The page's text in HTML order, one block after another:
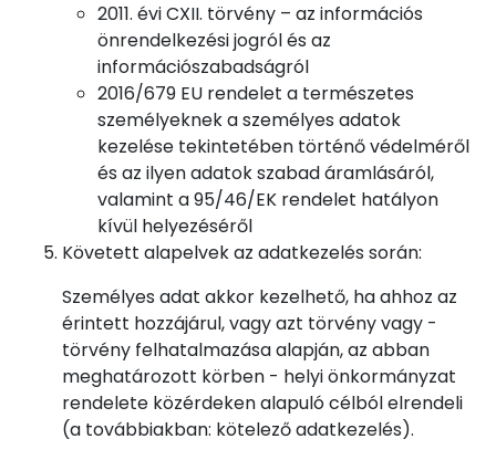
2011. évi CXII. törvény – az információs
önrendelkezési jogról és az
információszabadságról
2016/679 EU rendelet a természetes
személyeknek a személyes adatok
kezelése tekintetében történő védelméről
és az ilyen adatok szabad áramlásáról,
valamint a 95/46/EK rendelet hatályon
kívül helyezéséről
Követett alapelvek az adatkezelés során:
Személyes adat akkor kezelhető, ha ahhoz az
érintett hozzájárul, vagy azt törvény vagy -
törvény felhatalmazása alapján, az abban
meghatározott körben - helyi önkormányzat
rendelete közérdeken alapuló célból elrendeli
(a továbbiakban: kötelező adatkezelés).